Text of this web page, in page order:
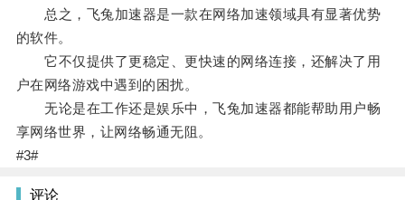
总之，飞兔加速器是一款在网络加速领域具有显著优势
的软件。
它不仅提供了更稳定、更快速的网络连接，还解决了用
户在网络游戏中遇到的困扰。
无论是在工作还是娱乐中，飞兔加速器都能帮助用户畅
享网络世界，让网络畅通无阻。
#3#
评论